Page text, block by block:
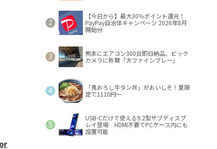
【今日から】最大30％ポイント還元！
PayPay自治体キャンペーン 2026年8月
開始分
熊本にエアコン300台即日納品、ビック
カメラに称賛「大ファインプレー」
「鬼おろし牛タン丼」がおいしそ！夏限
定で1110円～
USB-Cだけで使える9.2型サブディスプ
レイ登場 HDMI不要でPCケース内にも
設置可能